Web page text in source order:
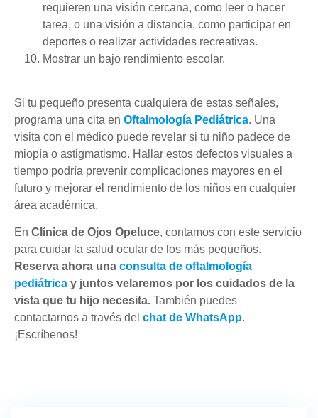
requieren una visión cercana, como leer o hacer
tarea, o una visión a distancia, como participar en
deportes o realizar actividades recreativas.
Mostrar un bajo rendimiento escolar.
Si tu pequeño presenta cualquiera de estas señales,
programa una cita en Oftalmología Pediátrica. Una
visita con el médico puede revelar si tu niño padece de
miopía o astigmatismo. Hallar estos defectos visuales a
tiempo podría prevenir complicaciones mayores en el
futuro y mejorar el rendimiento de los niños en cualquier
área académica.
En Clínica de Ojos Opeluce, contamos con este servicio
para cuidar la salud ocular de los más pequeños.
Reserva ahora una consulta de oftalmología
pediátrica y juntos velaremos por los cuidados de la
vista que tu hijo necesita. También puedes
contactarnos a través del chat de WhatsApp.
¡Escríbenos!